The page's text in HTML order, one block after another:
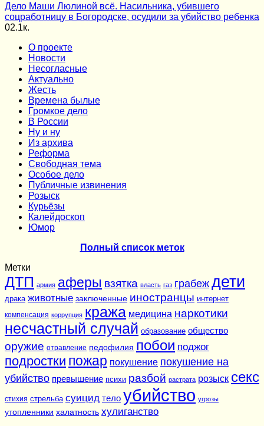
Дело Маши Люлиной всё. Насильника, убившего
соцработницу в Богородске, осудили за убийство ребенка
02.1к.
О проекте
Новости
Несогласные
Актуально
Жесть
Времена былые
Громкое дело
В России
Ну и ну
Из архива
Реформа
Cвободная тема
Особое дело
Публичные извинения
Розыск
Курьёзы
Калейдоскоп
Юмор
Полный список меток
Метки
ДТП армия аферы взятка власть газ грабеж дети
драка животные заключенные иностранцы интернет
компенсация коррупция кража медицина наркотики
несчастный случай образование общество
оружие отравление педофилия побои поджог
подростки пожар покушение покушение на
убийство превышение психи разбой растрата розыск секс
стихия стрельба суицид тело убийство угрозы
утопленники халатность хулиганство